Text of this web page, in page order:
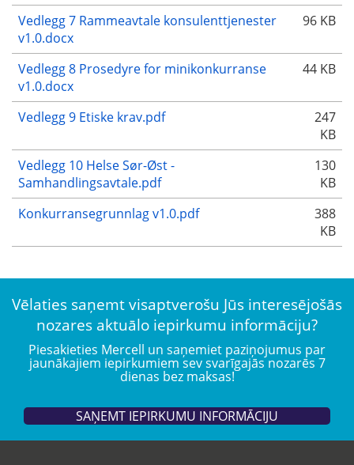
Vedlegg 7 Rammeavtale konsulenttjenester
v1.0.docx
96 KB
Vedlegg 8 Prosedyre for minikonkurranse
v1.0.docx
44 KB
Vedlegg 9 Etiske krav.pdf
247
KB
Vedlegg 10 Helse Sør-Øst -
Samhandlingsavtale.pdf
130
KB
Konkurransegrunnlag v1.0.pdf
388
KB
Vēlaties saņemt visaptverošu Jūs interesējošās
nozares aktuālo iepirkumu informāciju?
Piesakieties Mercell un saņemiet paziņojumus par
jaunākajiem iepirkumiem sev svarīgajās nozarēs 7
dienas bez maksas!
SAŅEMT IEPIRKUMU INFORMĀCIJU